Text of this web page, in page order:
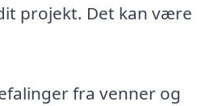
projekt. Det kan være
fra venner og